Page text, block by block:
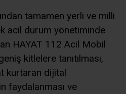
tamamen yerli ve milli
acil durum yönetiminde
HAYAT 112 Acil Mobil
kitlelere tanıtılması,
kurtaran dijital
faydalanması ve